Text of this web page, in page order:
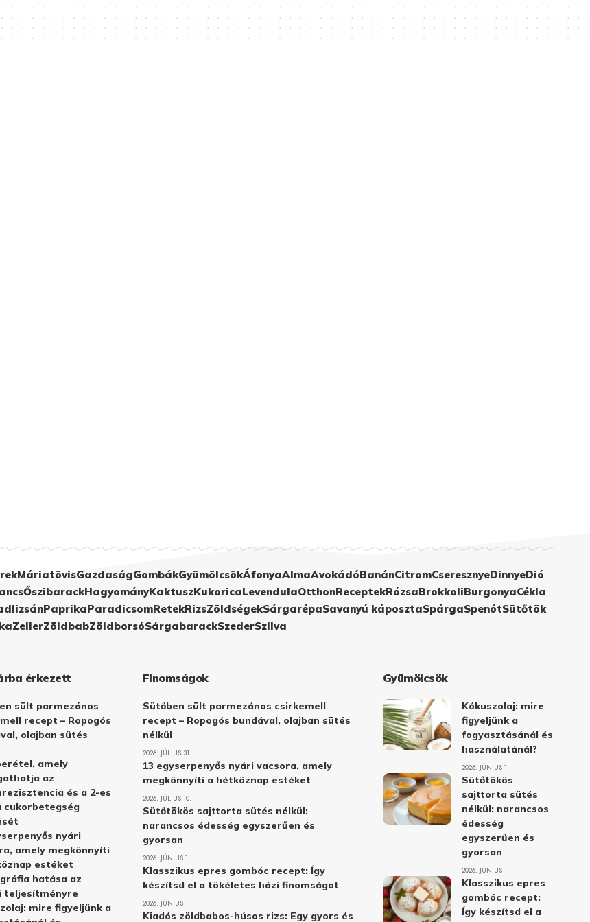
MáriatövisGazdaságGombákGyümölcsökÁfonyaAlmaAvokádóBanánCitromCseresznyeDinnyeDió
ŐszibarackHagyományKaktuszKukoricaLevendulaOtthonReceptekRózsaBrokkoliBurgonyaCékla
PaprikaParadicsomRetekRizsZöldségekSárgarépaSavanyú káposztaSpárgaSpenótSütőtök
ZellerZöldbabZöldborsóSárgabarackSzederSzilva
érkezett
sült parmezános
recept – Ropogós
olajban sütés
amely
az
és a 2-es
cukorbetegség
nyári
amely megkönnyíti
estéket
hatása az
teljesítményre
mire figyeljünk a
Finomságok
Sütőben sült parmezános csirkemell
recept – Ropogós bundával, olajban sütés
nélkül
2026. JÚLIUS 31.
13 egyserpenyős nyári vacsora, amely
megkönnyíti a hétköznap estéket
2026. JÚLIUS 10.
Sütőtökös sajttorta sütés nélkül:
narancsos édesség egyszerűen és
gyorsan
2026. JÚNIUS 1.
Klasszikus epres gombóc recept: Így
készítsd el a tökéletes házi finomságot
2026. JÚNIUS 1.
Kiadós zöldbabos-húsos rizs: Egy gyors és
Gyümölcsök
Kókuszolaj: mire
figyeljünk a
fogyasztásánál és
használatánál?
2026. JÚNIUS 1.
Sütőtökös
sajttorta sütés
nélkül: narancsos
édesség
egyszerűen és
gyorsan
2026. JÚNIUS 1.
Klasszikus epres
gombóc recept:
Így készítsd el a